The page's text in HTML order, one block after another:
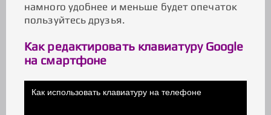
намного удобнее и меньше будет опечаток
пользуйтесь друзья.
Как редактировать клавиатуру Google
на смартфоне